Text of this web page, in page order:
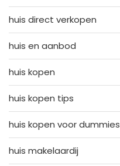
huis direct verkopen
huis en aanbod
huis kopen
huis kopen tips
huis kopen voor dummies
huis makelaardij